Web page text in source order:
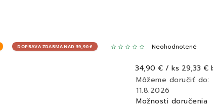
DOPRAVA ZDARMA NAD 39,90 € Neohodnotené
34,90 € / ks 29,33 €
Môžeme doručiť do:
11.8.2026
Možnosti doručenia